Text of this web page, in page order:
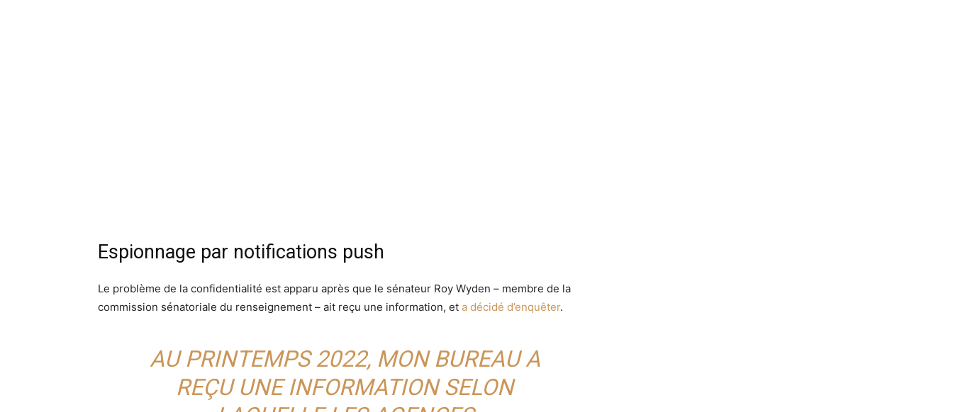
Espionnage par notifications push
Le problème de la confidentialité est apparu après que le sénateur Roy Wyden – membre de la
commission sénatoriale du renseignement – ​​ait reçu une information, et a décidé d’enquêter.
AU PRINTEMPS 2022, MON BUREAU A
REÇU UNE INFORMATION SELON